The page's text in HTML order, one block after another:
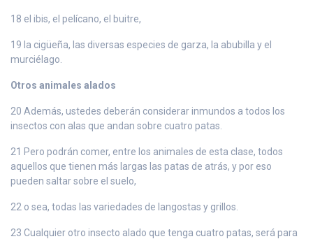
18 el ibis, el pelícano, el buitre,
19 la cigüeña, las diversas especies de garza, la abubilla y el
murciélago.
Otros animales alados
20 Además, ustedes deberán considerar inmundos a todos los
insectos con alas que andan sobre cuatro patas.
21 Pero podrán comer, entre los animales de esta clase, todos
aquellos que tienen más largas las patas de atrás, y por eso
pueden saltar sobre el suelo,
22 o sea, todas las variedades de langostas y grillos.
23 Cualquier otro insecto alado que tenga cuatro patas, será para